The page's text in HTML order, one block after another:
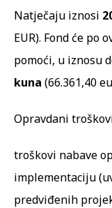
Natječaju iznosi
EUR). Fond će po
pomoći, u iznosu
kuna (66.361,40
Opravdani
troškovi nabave
implementaciju
predviđenih